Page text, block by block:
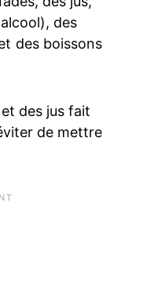
des
des boissons
des jus fait
de mettre